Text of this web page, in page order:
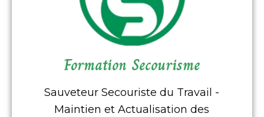
Formation Secourisme
Sauveteur Secouriste du Travail -
Maintien et Actualisation des
Formation Secourisme
Cliquez ici pour visualiser en